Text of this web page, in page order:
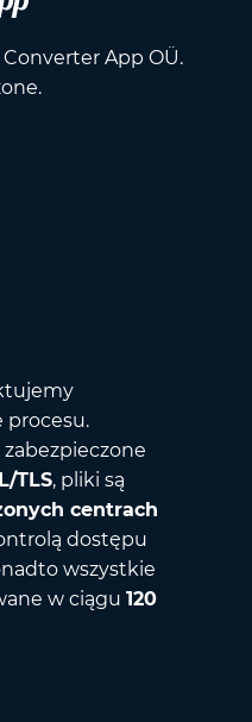
App OÜ.
procesu.
zabezpieczone
TLS, pliki są
centrach
dostępu
wszystkie
w ciągu 120